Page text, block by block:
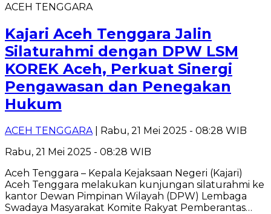
ACEH TENGGARA
Kajari Aceh Tenggara Jalin
Silaturahmi dengan DPW LSM
KOREK Aceh, Perkuat Sinergi
Pengawasan dan Penegakan
Hukum
ACEH TENGGARA | Rabu, 21 Mei 2025 - 08:28 WIB
Rabu, 21 Mei 2025 - 08:28 WIB
Aceh Tenggara – Kepala Kejaksaan Negeri (Kajari)
Aceh Tenggara melakukan kunjungan silaturahmi ke
kantor Dewan Pimpinan Wilayah (DPW) Lembaga
Swadaya Masyarakat Komite Rakyat Pemberantas…